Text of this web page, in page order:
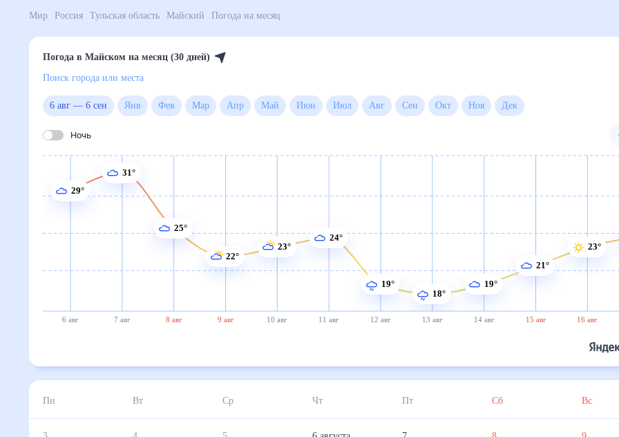
Мир Россия Тульская область Майский Погода на месяц
Погода в Майском на месяц (30 дней)
Поиск города или места
6 авг— 6 сен Янв Фев Мар Апр Май Июн Июл Авг Сен Окт Ноя
Ночь
6 авг 7 авг 8 авг 9 авг 10 авг 11 авг 12 авг 13 авг 14 авг 15 авг 16 авг
29°
31°
25°
22°
23°
24°
19°
18°
19°
21°
23°
Пн Вт Ср Чт Пт Сб Вс